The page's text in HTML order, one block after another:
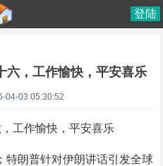
登陆
六，工作愉快，平安喜乐
04-03 05:30:52
工作愉快，平安喜乐
特朗普针对伊朗讲话引发全球